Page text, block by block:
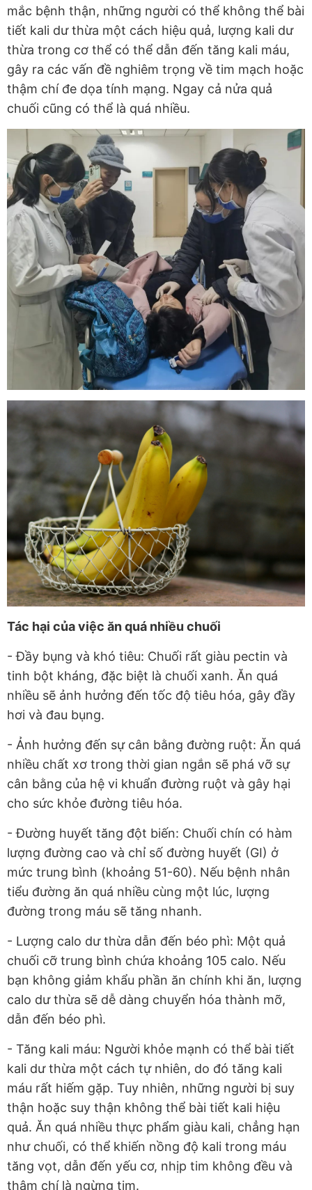
mắc bệnh thận, những người có thể không thể bài
tiết kali dư thừa một cách hiệu quả, lượng kali dư
thừa trong cơ thể có thể dẫn đến tăng kali máu,
gây ra các vấn đề nghiêm trọng về tim mạch hoặc
thậm chí đe dọa tính mạng. Ngay cả nửa quả
chuối cũng có thể là quá nhiều.
Tác hại của việc ăn quá nhiều chuối
- Đầy bụng và khó tiêu: Chuối rất giàu pectin và
tinh bột kháng, đặc biệt là chuối xanh. Ăn quá
nhiều sẽ ảnh hưởng đến tốc độ tiêu hóa, gây đầy
hơi và đau bụng.
- Ảnh hưởng đến sự cân bằng đường ruột: Ăn quá
nhiều chất xơ trong thời gian ngắn sẽ phá vỡ sự
cân bằng của hệ vi khuẩn đường ruột và gây hại
cho sức khỏe đường tiêu hóa.
- Đường huyết tăng đột biến: Chuối chín có hàm
lượng đường cao và chỉ số đường huyết (GI) ở
mức trung bình (khoảng 51-60). Nếu bệnh nhân
tiểu đường ăn quá nhiều cùng một lúc, lượng
đường trong máu sẽ tăng nhanh.
- Lượng calo dư thừa dẫn đến béo phì: Một quả
chuối cỡ trung bình chứa khoảng 105 calo. Nếu
bạn không giảm khẩu phần ăn chính khi ăn, lượng
calo dư thừa sẽ dễ dàng chuyển hóa thành mỡ,
dẫn đến béo phì.
- Tăng kali máu: Người khỏe mạnh có thể bài tiết
kali dư thừa một cách tự nhiên, do đó tăng kali
máu rất hiếm gặp. Tuy nhiên, những người bị suy
thận hoặc suy thận không thể bài tiết kali hiệu
quả. Ăn quá nhiều thực phẩm giàu kali, chẳng hạn
như chuối, có thể khiến nồng độ kali trong máu
tăng vọt, dẫn đến yếu cơ, nhịp tim không đều và
thậm chí là ngừng tim.